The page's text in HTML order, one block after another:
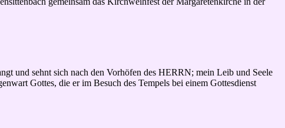
und sehnt sich nach den Vorhöfen des HERRN; mein Leib und Seele
Gottes, die er im Besuch des Tempels bei einem Gottesdienst